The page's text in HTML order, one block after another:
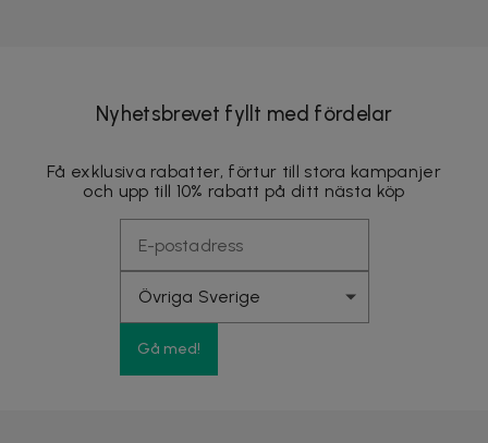
Nyhetsbrevet fyllt med fördelar
Få exklusiva rabatter, förtur till stora kampanjer
och upp till 10% rabatt på ditt nästa köp
Gå med!